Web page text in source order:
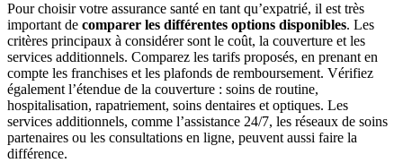
Pour choisir votre assurance santé en tant qu’expatrié, il est très
important de comparer les différentes options disponibles. Les
critères principaux à considérer sont le coût, la couverture et les
services additionnels. Comparez les tarifs proposés, en prenant en
compte les franchises et les plafonds de remboursement. Vérifiez
également l’étendue de la couverture : soins de routine,
hospitalisation, rapatriement, soins dentaires et optiques. Les
services additionnels, comme l’assistance 24/7, les réseaux de soins
partenaires ou les consultations en ligne, peuvent aussi faire la
différence.